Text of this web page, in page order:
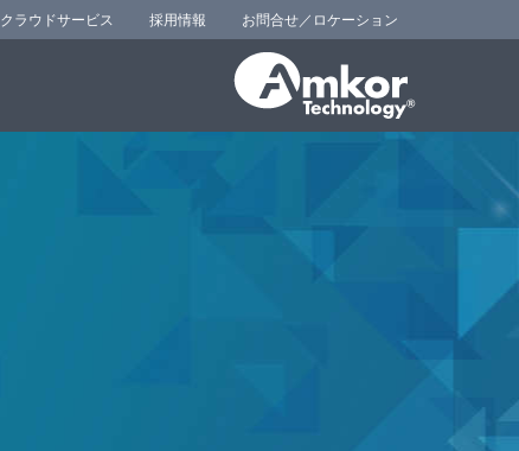
クラウドサービス 採用情報 お問合せ／ロケーション